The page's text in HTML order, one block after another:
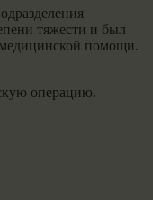
тяжести и был
медицинской помощи.
операцию.